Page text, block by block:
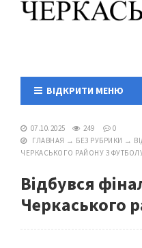
ВІДКРИТИ МЕНЮ
07.10.2025 249
0
ГЛАВНАЯ → БЕЗ РУБРИКИ →
ЧЕРКАСЬКОГО РАЙОНУ З
Відбувся
Черкаського